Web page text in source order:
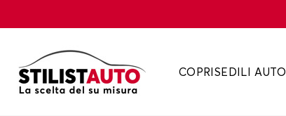
COPRISEDILI AUTO